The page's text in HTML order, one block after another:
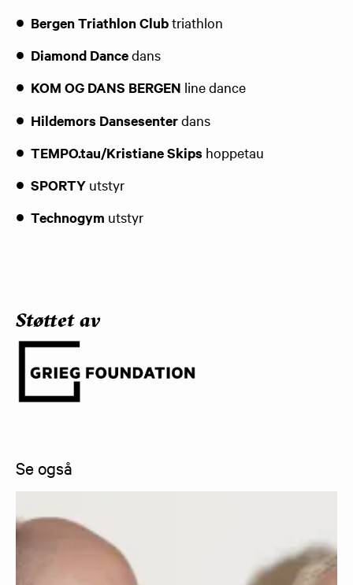
Bergen Triathlon Clubtriathlon
Diamond Dancedans
KOM OG DANS BERGEN line dance
Hildemors Dansesenterdans
TEMPO.tau/Kristiane Skips hoppetau
SPORTY utstyr
Technogym utstyr
Støttet av
Se også